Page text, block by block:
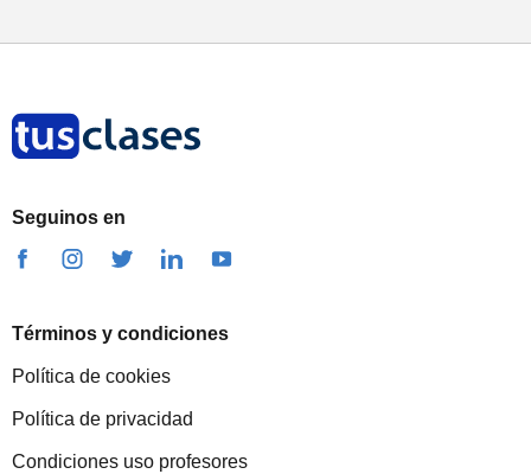
Seguinos en
Términos y condiciones
Política de cookies
Política de privacidad
Condiciones uso profesores